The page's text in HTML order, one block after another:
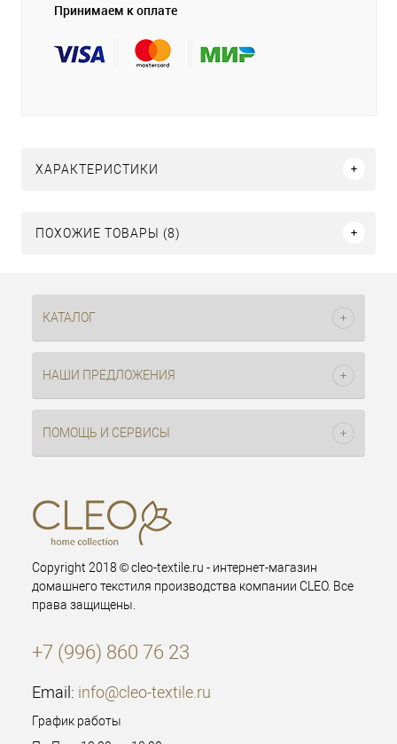
Принимаем к оплате
ХАРАКТЕРИСТИКИ
ПОХОЖИЕ ТОВАРЫ (8)
КАТАЛОГ
НАШИ ПРЕДЛОЖЕНИЯ
ПОМОЩЬ И СЕРВИСЫ
Copyright 2018 © cleo-textile.ru - интернет-магазин
домашнего текстиля производства компании CLEO. Все
права защищены.
+7 (996) 860 76 23
Email: info@cleo-textile.ru
График работы